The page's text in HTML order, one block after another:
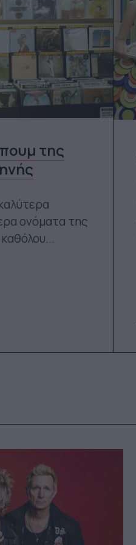
της
ονόματα της